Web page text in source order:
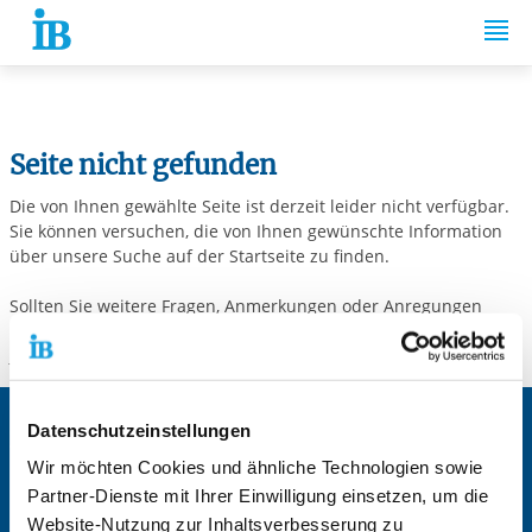
Datenschutzeinstellungen
Wir möchten Cookies und ähnliche Technologien sowie
Partner-Dienste mit Ihrer Einwilligung einsetzen, um die
Website-Nutzung zur Inhaltsverbesserung zu
Springe zum Inhalt
Seite nicht gefunden
Die von Ihnen gewählte Seite ist derzeit leider nicht verfügbar.
Sie können versuchen, die von Ihnen gewünschte Information
über unsere Suche auf der Startseite zu finden.
Sollten Sie weitere Fragen, Anmerkungen oder Anregungen
haben, stehen wir Ihnen gerne per E-Mail unter
info@internationaler-bund.de
Zentrale IB-Websites:
Der Internationaler Bund e.V.
Die Internationale Arbeit des IB